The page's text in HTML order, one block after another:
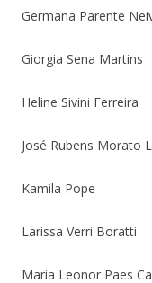
Germana Parente
Giorgia Sena Martins
Heline Sivini Ferreira
José Rubens Morato
Kamila Pope
Larissa Verri Boratti
Maria Leonor Paes